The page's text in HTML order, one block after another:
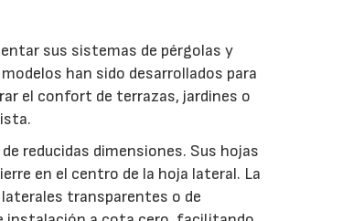
sus sistemas de pérgolas y
han sido desarrollados para
el confort de terrazas, jardines o
reducidas dimensiones. Sus hojas
en el centro de la hoja lateral. La
transparentes o de